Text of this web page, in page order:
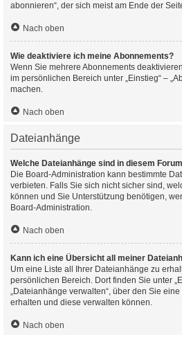
abonnieren“, der sich meist am Ende der
Nach oben
Wie deaktiviere ich meine Abonnements?
Wenn Sie mehrere Abonnements
im persönlichen Bereich unter „Einstieg“ –
machen.
Nach oben
Dateianhänge
Welche Dateianhänge sind in diesem
Die Board-Administration kann bestimmte
verbieten. Falls Sie sich nicht sicher sind,
können und Sie Unterstützung benötigen,
Board-Administration.
Nach oben
Kann ich eine Übersicht all meiner
Um eine Liste all Ihrer Dateianhänge zu
persönlichen Bereich. Dort finden Sie unter
„Dateianhänge verwalten“, über den Sie
erhalten und diese verwalten können.
Nach oben